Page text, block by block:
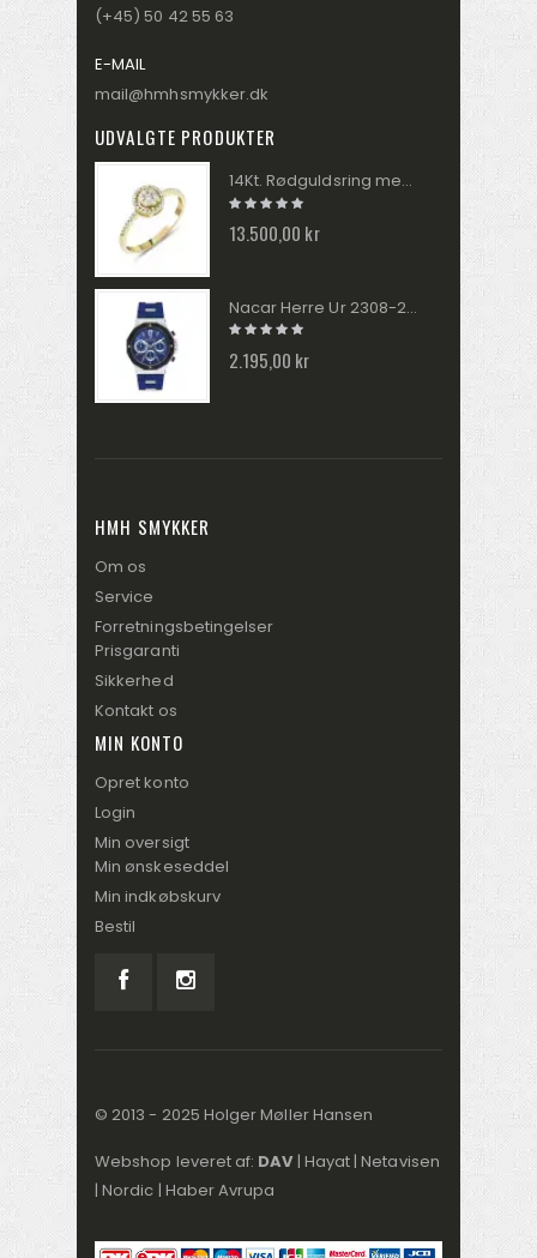
(+45) 50 42 55 63
E-MAIL
mail@hmhsmykker.dk
UDVALGTE PRODUKTER
14Kt. Rødguldsring med 0,31ct. W/SI brillanter RA024905
13.500,00 kr
Nacar Herre Ur 2308-29430145-ALS3
2.195,00 kr
HMH SMYKKER
Om os
Service
Forretningsbetingelser
Prisgaranti
Sikkerhed
Kontakt os
MIN KONTO
Opret konto
Login
Min oversigt
Min ønskeseddel
Min indkøbskurv
Bestil
© 2013 - 2025 Holger Møller Hansen
Webshop leveret af: DAV| Hayat |Netavisen
|Nordic | Haber Avrupa